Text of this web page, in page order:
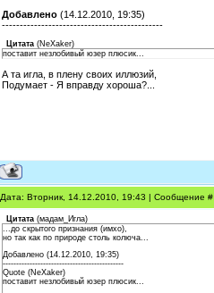
Добавлено (14.12.2010, 19:35)
---------------------------------------------
Цитата (NeXaker)
поставит незлобивый юзер плюсик...
А та игла, в плену своих иллюзий,
Подумает - Я вправду хороша?...
Дата: Вторник, 14.12.2010, 19:43 | Сообщение #
Цитата (мадам_Игла)
...до скрытого признания (имхо),
но так как по природе столь колюча...
Добавлено (14.12.2010, 19:35)
---------------------------------------------
Quote (NeXaker)
поставит незлобивый юзер плюсик...